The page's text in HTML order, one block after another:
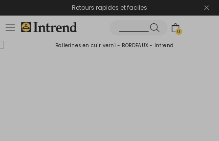
Retours rapides et faciles
0